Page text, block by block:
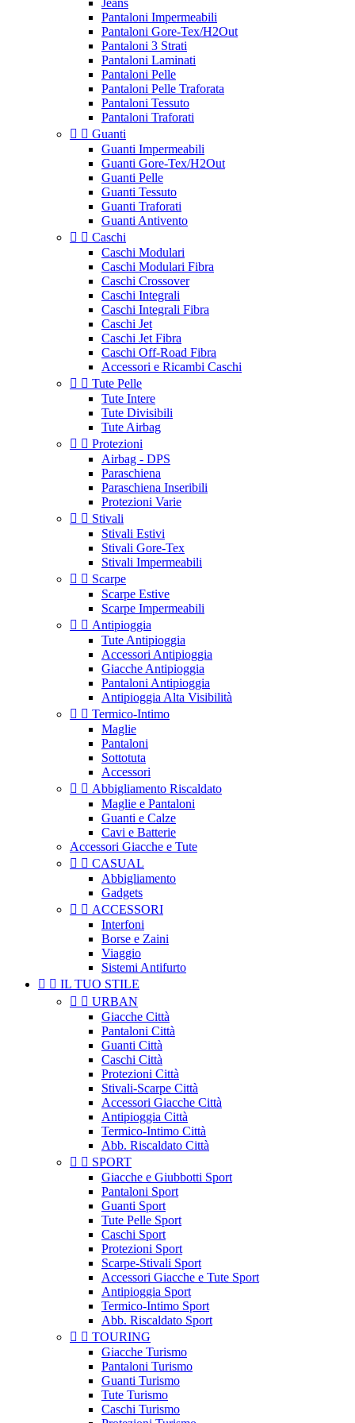
Jeans
Pantaloni Impermeabili
Pantaloni Gore-Tex/H2Out
Pantaloni 3 Strati
Pantaloni Laminati
Pantaloni Pelle
Pantaloni Pelle Traforata
Pantaloni Tessuto
Pantaloni Traforati
  Guanti
Guanti Impermeabili
Guanti Gore-Tex/H2Out
Guanti Pelle
Guanti Tessuto
Guanti Traforati
Guanti Antivento
  Caschi
Caschi Modulari
Caschi Modulari Fibra
Caschi Crossover
Caschi Integrali
Caschi Integrali Fibra
Caschi Jet
Caschi Jet Fibra
Caschi Off-Road Fibra
Accessori e Ricambi Caschi
  Tute Pelle
Tute Intere
Tute Divisibili
Tute Airbag
  Protezioni
Airbag - DPS
Paraschiena
Paraschiena Inseribili
Protezioni Varie
  Stivali
Stivali Estivi
Stivali Gore-Tex
Stivali Impermeabili
  Scarpe
Scarpe Estive
Scarpe Impermeabili
  Antipioggia
Tute Antipioggia
Accessori Antipioggia
Giacche Antipioggia
Pantaloni Antipioggia
Antipioggia Alta Visibilità
  Termico-Intimo
Maglie
Pantaloni
Sottotuta
Accessori
  Abbigliamento Riscaldato
Maglie e Pantaloni
Guanti e Calze
Cavi e Batterie
Accessori Giacche e Tute
  CASUAL
Abbigliamento
Gadgets
  ACCESSORI
Interfoni
Borse e Zaini
Viaggio
Sistemi Antifurto
  IL TUO STILE
  URBAN
Giacche Città
Pantaloni Città
Guanti Città
Caschi Città
Protezioni Città
Stivali-Scarpe Città
Accessori Giacche Città
Antipioggia Città
Termico-Intimo Città
Abb. Riscaldato Città
  SPORT
Giacche e Giubbotti Sport
Pantaloni Sport
Guanti Sport
Tute Pelle Sport
Caschi Sport
Protezioni Sport
Scarpe-Stivali Sport
Accessori Giacche e Tute Sport
Antipioggia Sport
Termico-Intimo Sport
Abb. Riscaldato Sport
  TOURING
Giacche Turismo
Pantaloni Turismo
Guanti Turismo
Tute Turismo
Caschi Turismo